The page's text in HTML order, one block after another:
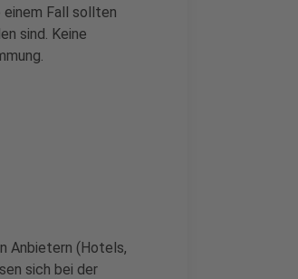
einem Fall sollten
sind. Keine
Anbietern (Hotels,
sich bei der